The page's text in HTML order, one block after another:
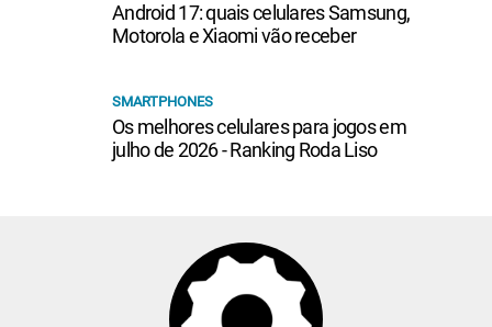
Android 17: quais celulares Samsung,
Motorola e Xiaomi vão receber
SMARTPHONES
Os melhores celulares para jogos em
julho de 2026 - Ranking Roda Liso